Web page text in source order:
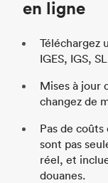
en ligne
Téléchargez
IGES, IGS,
Mises à jour
changez de
Pas de
sont pas
réel, et
douanes.